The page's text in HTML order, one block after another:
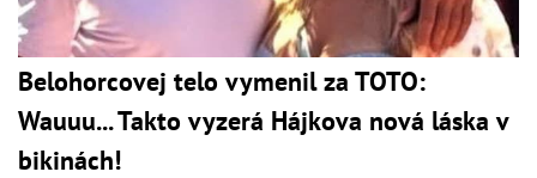
Belohorcovej telo vymenil za TOTO:
Wauuu... Takto vyzerá Hájkova nová láska v
bikinách!